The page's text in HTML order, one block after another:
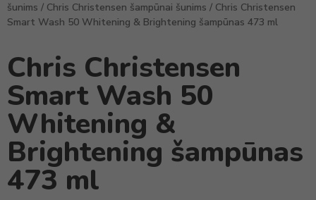
šunims / Chris Christensen šampūnai šunims / Chris Christensen
Smart Wash 50 Whitening & Brightening šampūnas 473 ml
Chris Christensen
Smart Wash 50
Whitening &
Brightening šampūnas
473 ml